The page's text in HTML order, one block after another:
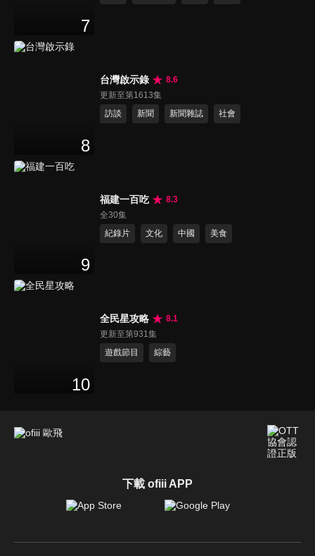
7
8
台灣啟示錄
8.6
更新至第1613集
訪談
新聞 新聞雜誌 社會
9
福建一百吃
8.3
全30集
紀錄片
文化 中國 美食
10
全民星攻略
8.1
更新至第931集
遊戲節目
綜藝
下載 ofiii APP